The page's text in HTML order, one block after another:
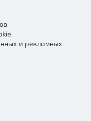
и рекламных